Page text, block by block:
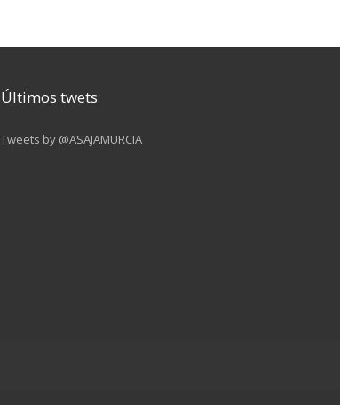
Últimos twets
Tweets by @ASAJAMURCIA